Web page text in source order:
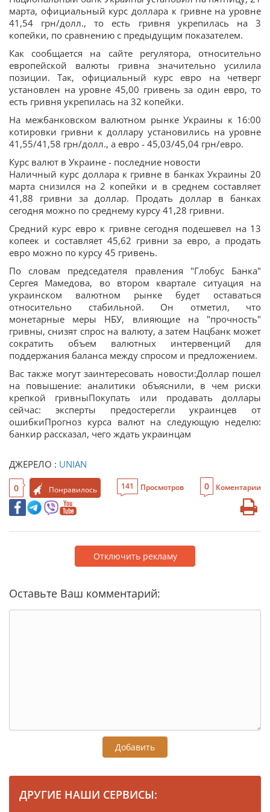
марта, официальный курс доллара к гривне на уровне
41,54 грн/долл., то есть гривня укрепилась на 3
копейки, по сравнению с предыдущим показателем.
Как сообщается на сайте регулятора, относительно
европейской валюты гривна значительно усилила
позиции. Так, официальный курс евро на четверг
установлен на уровне 45,00 гривень за один евро, то
есть гривня укрепилась на 32 копейки.
На межбанковском валютном рынке Украины к 16:00
котировки гривни к доллару установились на уровне
41,55/41,58 грн/долл., а евро - 45,03/45,04 грн/евро.
Курс валют в Украине - последние новости
Наличный курс доллара к гривне в банках Украины 20
марта снизился на 2 копейки и в среднем составляет
41,88 гривни за доллар. Продать доллар в банках
сегодня можно по среднему курсу 41,28 гривни.
Средний курс евро к гривне сегодня подешевел на 13
копеек и составляет 45,62 гривни за евро, а продать
евро можно по курсу 45 гривень.
По словам председателя правления "Глобус Банка"
Сергея Мамедова, во втором квартале ситуация на
украинском валютном рынке будет оставаться
относительно стабильной. Он отметил, что
монетарные меры НБУ, влияющие на "прочность"
гривны, снизят спрос на валюту, а затем Нацбанк может
сократить объем валютных интервенций для
поддержания баланса между спросом и предложением.
Вас также могут заинтересовать новости:Доллар пошел
на повышение: аналитики объяснили, в чем риски
крепкой гривныПокупать или продавать доллары
сейчас: эксперты предостерегли украинцев от
ошибкиПрогноз курса валют на следующую неделю:
банкир рассказал, чего ждать украинцам
ДЖЕРЕЛО : UNIAN
0 Понравилось 141 Просмотров 0 Коментарии
Отключить рекламу
Оставьте Ваш комментарий:
Добавить
ДРУГИЕ НАШИ СЕРВИСЫ: